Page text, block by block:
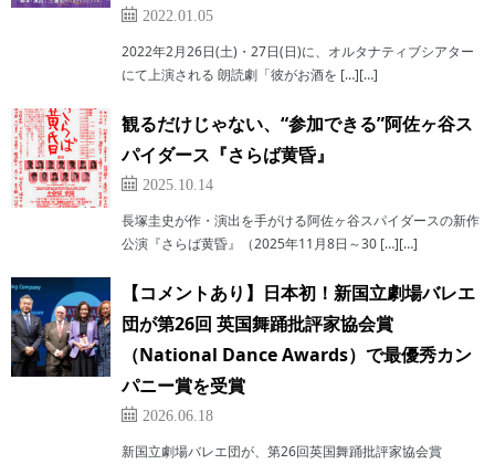
2022.01.05
2022年2月26日(土)・27日(日)に、オルタナティブシアター
にて上演される 朗読劇「彼がお酒を […][…]
観るだけじゃない、“参加できる”阿佐ヶ谷ス
パイダース『さらば黄昏』
2025.10.14
長塚圭史が作・演出を手がける阿佐ヶ谷スパイダースの新作
公演『さらば黄昏』（2025年11月8日～30 […][…]
【コメントあり】日本初！新国立劇場バレエ
団が第26回 英国舞踊批評家協会賞
（National Dance Awards）で最優秀カン
パニー賞を受賞
2026.06.18
新国立劇場バレエ団が、第26回英国舞踊批評家協会賞